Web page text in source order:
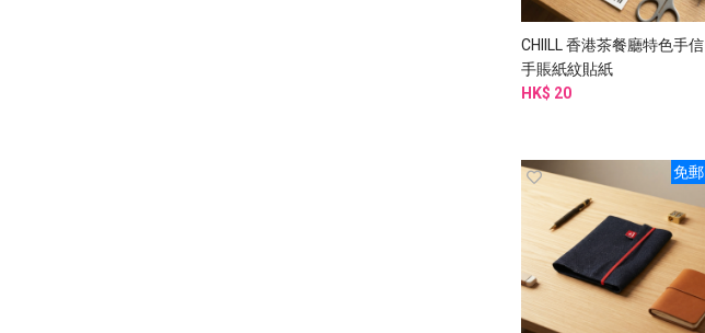
CHIILL 香港茶餐廳特色手信
手賬紙紋貼紙
HK$ 20
免郵